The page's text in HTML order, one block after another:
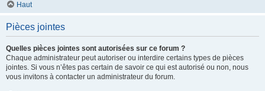
Haut
Pièces jointes
Quelles pièces jointes sont autorisées sur ce forum ?
Chaque administrateur peut autoriser ou interdire certains types de pièces
jointes. Si vous n’êtes pas certain de savoir ce qui est autorisé ou non, nous
vous invitons à contacter un administrateur du forum.